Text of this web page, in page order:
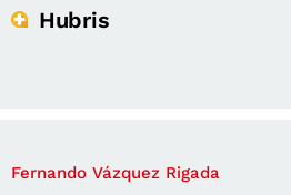
Hubris
Fernando Vázquez Rigada